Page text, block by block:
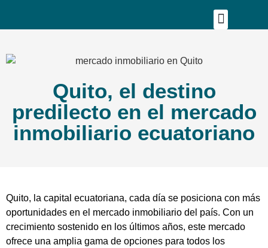
Quito, el destino
predilecto en el mercado
inmobiliario ecuatoriano
Quito, la capital ecuatoriana, cada día se posiciona con más
oportunidades en el mercado inmobiliario del país. Con un
crecimiento sostenido en los últimos años, este mercado
ofrece una amplia gama de opciones para todos los